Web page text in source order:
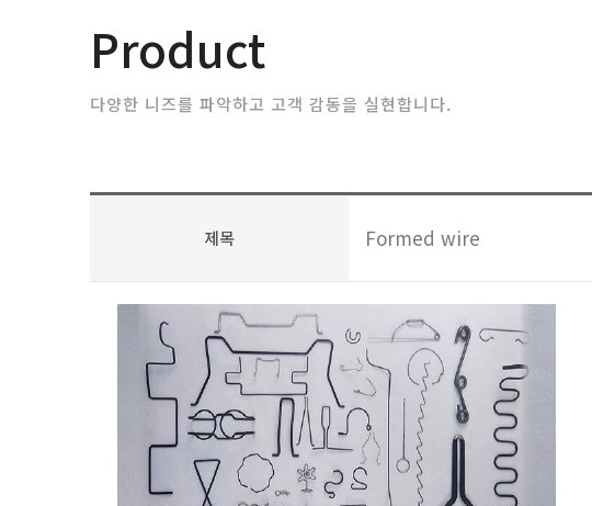
Product
다양한 니즈를 파악하고 고객 감동을 실현합니다.
제목 Formed wire